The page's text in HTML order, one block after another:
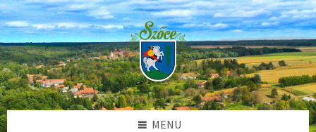
Skip
to
content
Skip
to
left
sidebar
Skip
to
footer
MENU